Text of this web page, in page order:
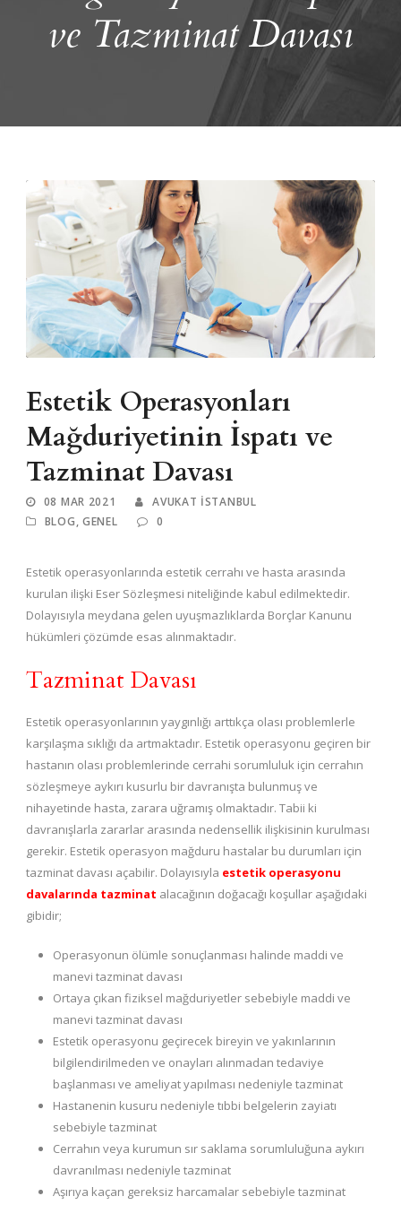
ve Tazminat Davası
Estetik Operasyonları
Mağduriyetinin İspatı ve
Tazminat Davası
08 MAR 2021
AVUKAT ISTANBUL
BLOG, GENEL 0
Estetik operasyonlarında estetik cerrahı ve hasta arasında
kurulan ilişki Eser Sözleşmesi niteliğinde kabul edilmektedir.
Dolayısıyla meydana gelen uyuşmazlıklarda Borçlar Kanunu
hükümleri çözümde esas alınmaktadır.
Tazminat Davası
Estetik operasyonlarının yaygınlığı arttıkça olası problemlerle
karşılaşma sıklığı da artmaktadır. Estetik operasyonu geçiren bir
hastanın olası problemlerinde cerrahi sorumluluk için cerrahın
sözleşmeye aykırı kusurlu bir davranışta bulunmuş ve
nihayetinde hasta, zarara uğramış olmaktadır. Tabii ki
davranışlarla zararlar arasında nedensellik ilişkisinin kurulması
gerekir. Estetik operasyon mağduru hastalar bu durumları için
tazminat davası açabilir. Dolayısıyla estetik operasyonu
davalarında tazminat alacağının doğacağı koşullar aşağıdaki
gibidir;
Operasyonun ölümle sonuçlanması halinde maddi ve
manevi tazminat davası
Ortaya çıkan fiziksel mağduriyetler sebebiyle maddi ve
manevi tazminat davası
Estetik operasyonu geçirecek bireyin ve yakınlarının
bilgilendirilmeden ve onayları alınmadan tedaviye
başlanması ve ameliyat yapılması nedeniyle tazminat
Hastanenin kusuru nedeniyle tıbbi belgelerin zayiatı
sebebiyle tazminat
Cerrahın veya kurumun sır saklama sorumluluğuna aykırı
davranılması nedeniyle tazminat
Aşırıya kaçan gereksiz harcamalar sebebiyle tazminat